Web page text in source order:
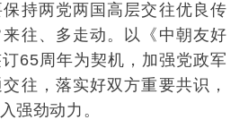
持两党两国高层交往优良传
往、多走动。以《中朝友好
65周年为契机，加强党政军
往，落实好双方重要共识，
强劲动力。